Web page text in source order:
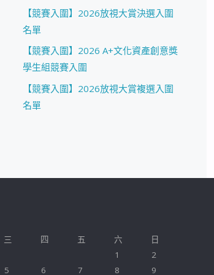
【競賽入圍】2026放視大賞決選入圍
名單
【競賽入圍】2026 A+文化資產創意獎
學生組競賽入圍
【競賽入圍】2026放視大賞複選入圍
名單
三 四 五 六
日
1
2
5 6 7 8 9